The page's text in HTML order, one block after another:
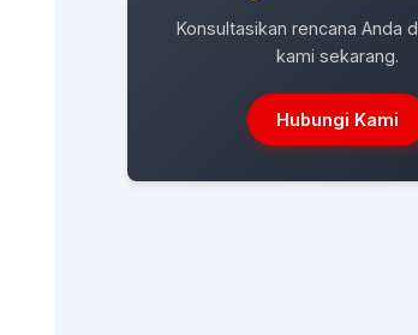
Konsultasikan rencana Anda
kami sekarang.
Hubungi Kami